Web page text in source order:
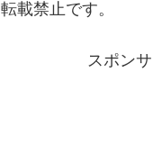
転載禁止です。
スポン